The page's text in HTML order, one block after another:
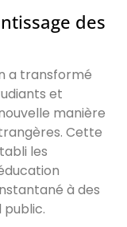
des
a transformé
et
manière
Cette
les
à des
public.